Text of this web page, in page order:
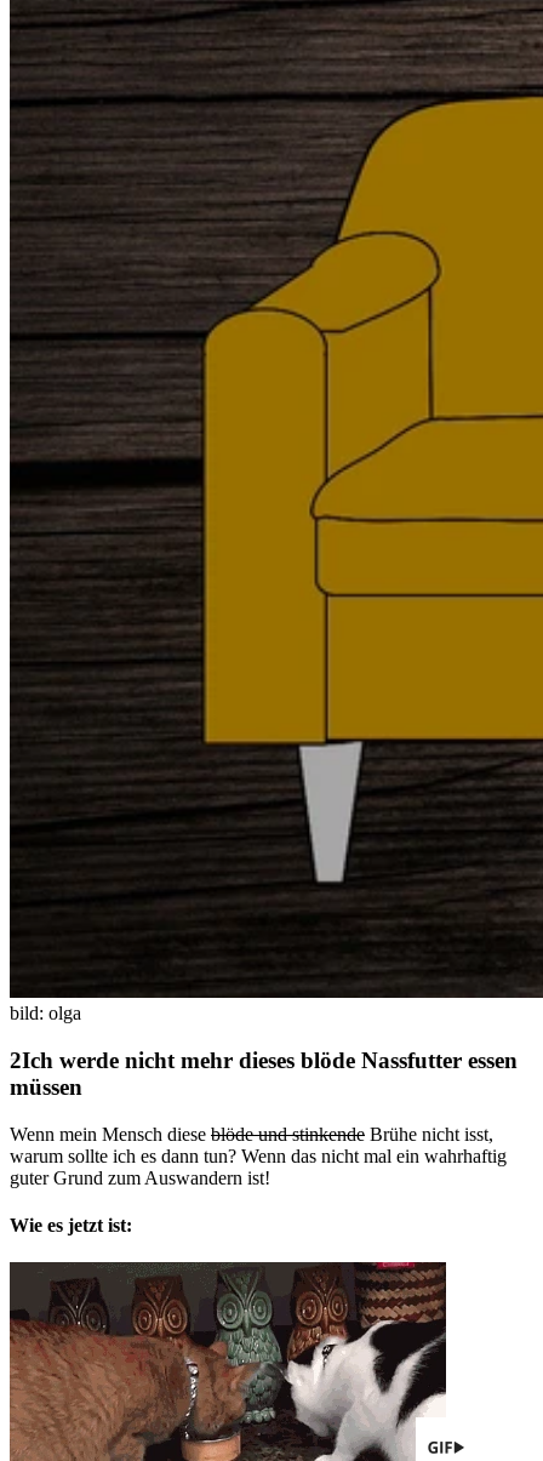
bild: olga
Ich werde nicht mehr dieses blöde Nassfutter essen
müssen
Wenn mein Mensch diese blöde und stinkende Brühe nicht isst,
warum sollte ich es dann tun? Wenn das nicht mal ein wahrhaftig
guter Grund zum Auswandern ist!
Wie es jetzt ist: